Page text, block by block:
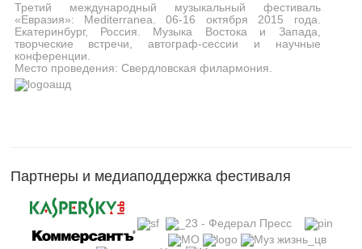
Третий международный музыкальный фестиваль
«Евразия»: Mediterranea. 06-16 октября 2015 года.
Екатеринбург, Россия. Музыка Востока и Запада,
творческие встречи, автограф-сессии и научные
конференции.
Место проведения: Свердловская филармония.
Партнеры и медиаподдержка фестиваля